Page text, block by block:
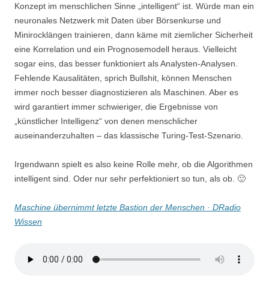
Konzept im menschlichen Sinne „intelligent“ ist. Würde man ein
neuronales Netzwerk mit Daten über Börsenkurse und
Minirocklängen trainieren, dann käme mit ziemlicher Sicherheit
eine Korrelation und ein Prognosemodell heraus. Vielleicht
sogar eins, das besser funktioniert als Analysten-Analysen.
Fehlende Kausalitäten, sprich Bullshit, können Menschen
immer noch besser diagnostizieren als Maschinen. Aber es
wird garantiert immer schwieriger, die Ergebnisse von
„künstlicher Intelligenz“ von denen menschlicher
auseinanderzuhalten – das klassische Turing-Test-Szenario.
Irgendwann spielt es also keine Rolle mehr, ob die Algorithmen
intelligent sind. Oder nur sehr perfektioniert so tun, als ob. 🙂
Maschine übernimmt letzte Bastion der Menschen · DRadio
Wissen